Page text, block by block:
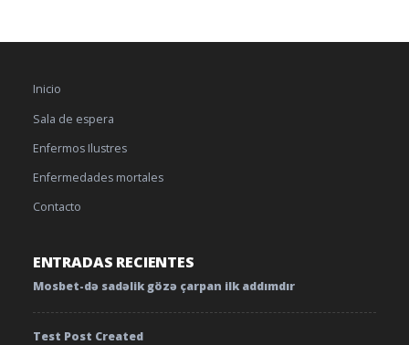
Inicio
Sala de espera
Enfermos Ilustres
Enfermedades mortales
Contacto
ENTRADAS RECIENTES
Mosbet-də sadəlik gözə çarpan ilk addımdır
Test Post Created